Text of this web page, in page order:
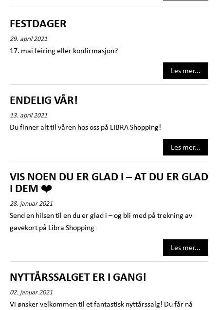
FESTDAGER
29. april 2021
17. mai feiring eller konfirmasjon?
Les mer...
ENDELIG VÅR!
13. april 2021
Du finner alt til våren hos oss på LIBRA Shopping!
Les mer...
VIS NOEN DU ER GLAD I – AT DU ER GLAD
I DEM ❤️
28. januar 2021
Send en hilsen til en du er glad i – og bli med på trekning av
gavekort på Libra Shopping
Les mer...
NYTTÅRSSALGET ER I GANG!
02. januar 2021
Vi ønsker velkommen til et fantastisk nyttårssalg! Du får nå